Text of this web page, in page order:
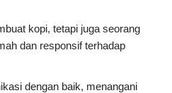
kopi, tetapi juga seorang
dan responsif terhadap
dengan baik, menangani